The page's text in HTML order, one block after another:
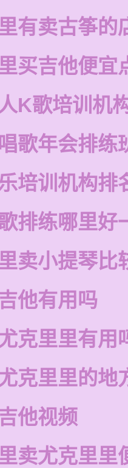
有卖古筝的
买吉他便宜
K歌培训机
歌年会排练
培训机构排
排练哪里好
卖小提琴比
他有用吗
克里里有用
克里里的地
他视频
卖尤克里里